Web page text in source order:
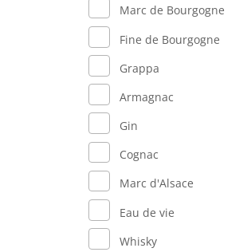
Marc de Bourgogne
Fine de Bourgogne
Grappa
Armagnac
Gin
Cognac
Marc d'Alsace
Eau de vie
Whisky